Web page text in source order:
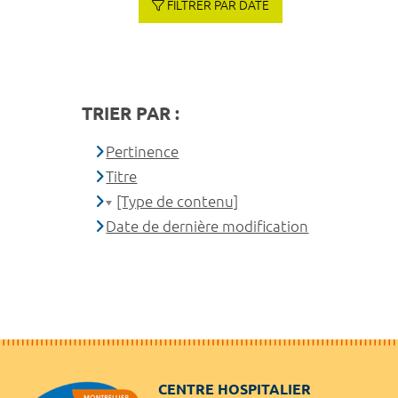
FILTRER PAR DATE
TRIER PAR :
Pertinence
Titre
[Type de contenu]
Date de dernière modification
CENTRE HOSPITALIER